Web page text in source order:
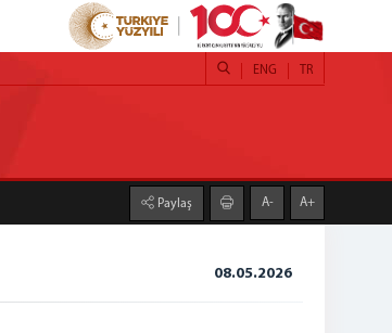
TR
ENG
Paylaş A- A+
08.05.2026